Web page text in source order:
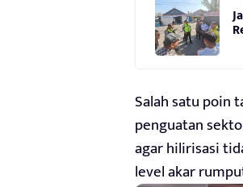
Salah satu poin
penguatan
agar hilirisasi
level akar